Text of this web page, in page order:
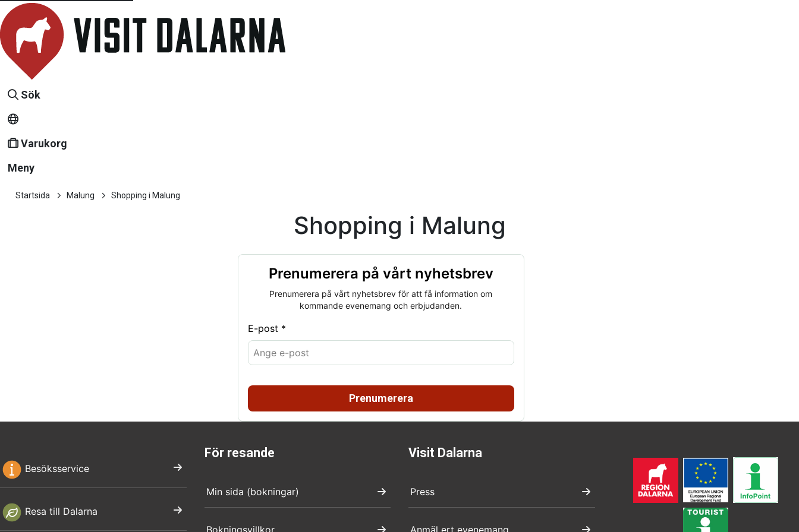
Sök
Varukorg
Meny
Startsida Malung Shopping i Malung
Shopping i Malung
Prenumerera på vårt nyhetsbrev
Prenumerera på vårt nyhetsbrev för att få information om
kommande evenemang och erbjudanden.
E-post *
Prenumerera
Besöksservice
Resa till Dalarna
För resande
Min sida (bokningar)
Bokningsvillkor
Visit Dalarna
Press
Anmäl ert evenemang